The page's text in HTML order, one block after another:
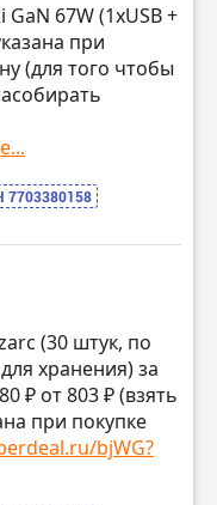
67W (1xUSB +
при
(для того чтобы
(30 штук, по
хранения) за
₽ от 803 ₽ (взять
при покупке
bjWG?